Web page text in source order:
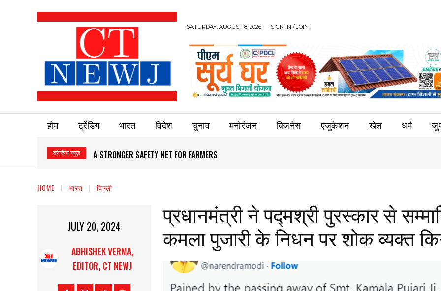
SATURDAY, AUGUST 8, 2026 SIGN IN / JOIN
होम ट्रेंडिंग भारत विदेश चुनाव मनोरंजन बिजनेस एजुकेशन खेल धर्म
ब्रेकिंग न्यूज़ A STRONGER SAFETY NET FOR FARMERS
HOME भारत दिल्ली
JULY 20, 2024
ABHISHEK VERMA,
EDITOR, CT NEWJ
प्रधानमंत्री ने पद्मश्री पुरस्कार से
कमला पुजारी के निधन पर शोक व्यक्त